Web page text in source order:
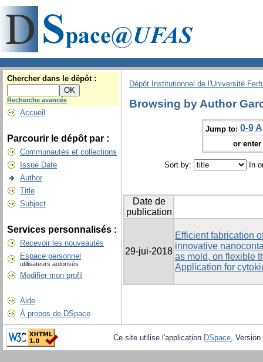
Chercher dans le dépôt :
Recherche avancée
Accueil
Parcourir le dépôt par :
Communautés et collections
Issue Date
Author
Title
Subject
Services personnalisés :
Recevoir les nouveautés
Espace personnel
utilisateurs autorisés
Modifier mon profil
Aide
À propos de DSpace
Dépôt Institutionnel de l'Université
Browsing by Author
Jump to: 0-9 A
or
Sort by: In
Date de
publication
29-jui-2018
Efficient fabrication
innovative
as mold, on flexible
Application for
Ce site utilise l'application DSpace,